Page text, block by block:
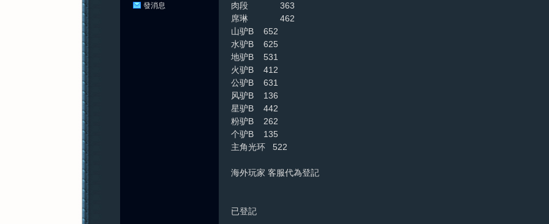
發消息
肉段 363
席琳 462
山驴B 652
水驴B 625
地驴B 531
火驴B 412
公驴B 631
风驴B 136
星驴B 442
粉驴B 262
个驴B 135
主角光环 522
海外玩家 客服代為登記
已登記